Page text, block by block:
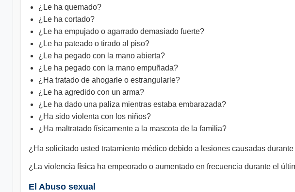
¿Le ha quemado?
¿Le ha cortado?
¿Le ha empujado o agarrado demasiado fuerte?
¿Le ha pateado o tirado al piso?
¿Le ha pegado con la mano abierta?
¿Le ha pegado con la mano empuñada?
¿Ha tratado de ahogarle o estrangularle?
¿Le ha agredido con un arma?
¿Le ha dado una paliza mientras estaba embarazada?
¿Ha sido violenta con los niños?
¿Ha maltratado físicamente a la mascota de la familia?
¿Ha solicitado usted tratamiento médico debido a lesiones causadas
¿La violencia física ha empeorado o aumentado en frecuencia durante el
El Abuso sexual